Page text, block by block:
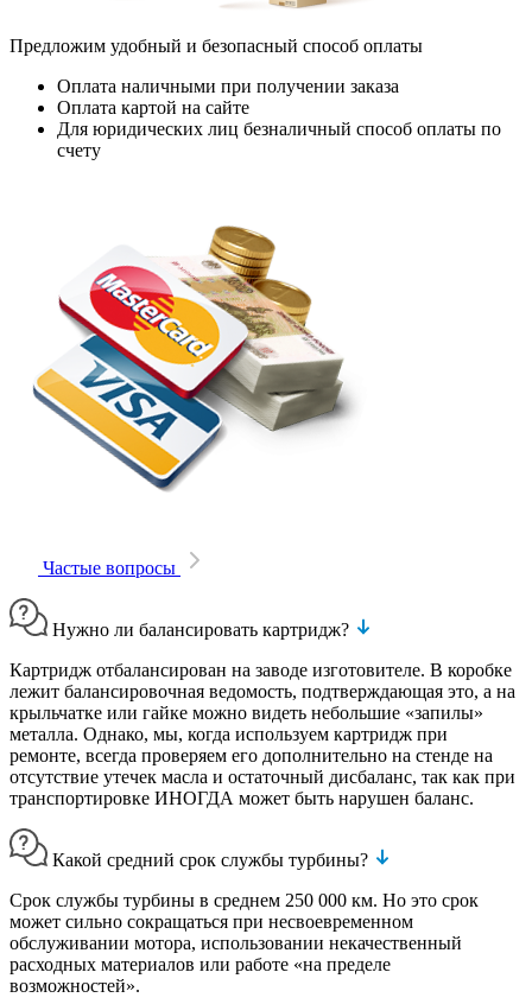
Предложим удобный и безопасный способ оплаты
Оплата наличными при получении заказа
Оплата картой на сайте
Для юридических лиц безналичный способ оплаты по
счету
Частые вопросы
Нужно ли балансировать картридж?
Картридж отбалансирован на заводе изготовителе. В коробке
лежит балансировочная ведомость, подтверждающая это, а на
крыльчатке или гайке можно видеть небольшие «запилы»
металла. Однако, мы, когда используем картридж при
ремонте, всегда проверяем его дополнительно на стенде на
отсутствие утечек масла и остаточный дисбаланс, так как при
транспортировке ИНОГДА может быть нарушен баланс.
Какой средний срок службы турбины?
Срок службы турбины в среднем 250 000 км. Но это срок
может сильно сокращаться при несвоевременном
обслуживании мотора, использовании некачественный
расходных материалов или работе «на пределе
возможностей».